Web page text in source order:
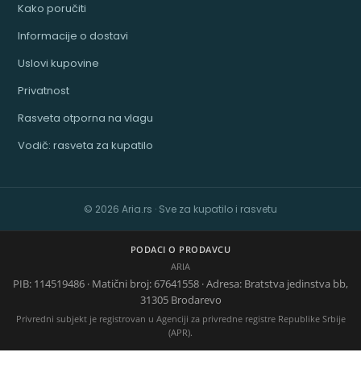
Kako poručiti
Informacije o dostavi
Uslovi kupovine
Privatnost
Rasveta otporna na vlagu
Vodič: rasveta za kupatilo
© 2026 Aria.rs · Sve za kupatilo i rasvetu
PODACI O PRODAVCU
ARIA
PIB: 114519486 · Matični broj: 67641558 · Adresa: Bratstva jedinstva bb,
31305 Brodarevo
Privredni subjekt je registrovan u Agenciji za privredne registre Republike Srbije
(APR).